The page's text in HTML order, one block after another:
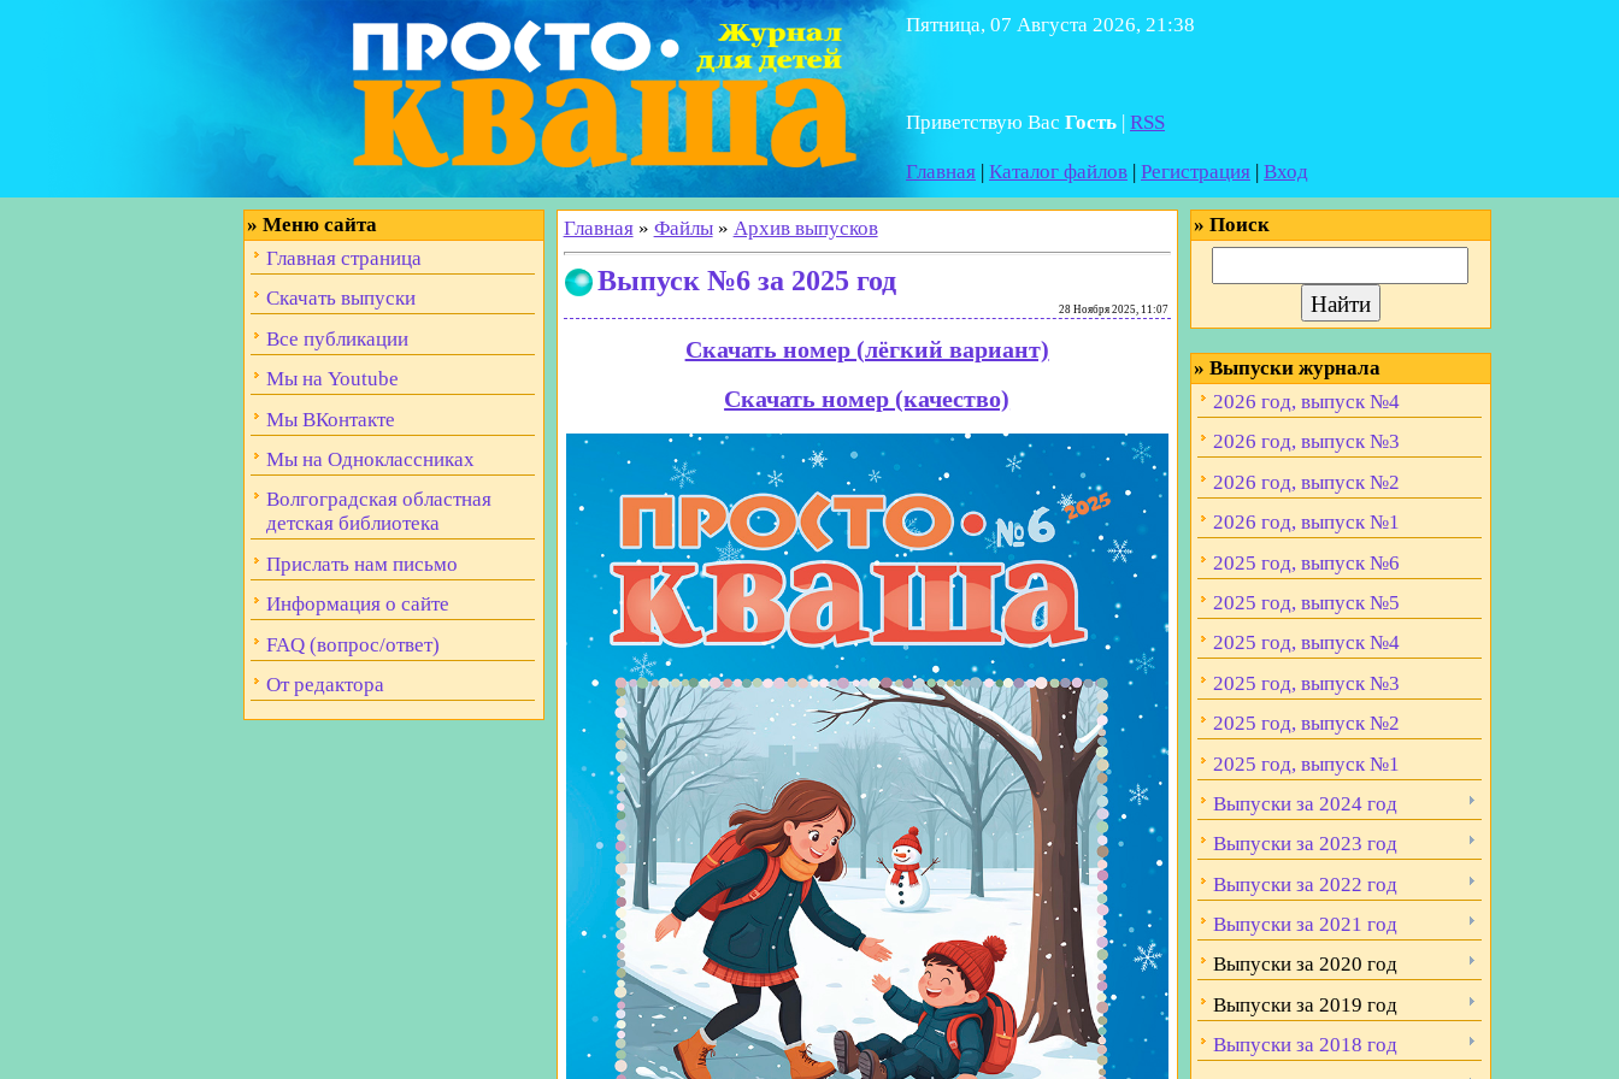
Пятница, 07 Августа 2026, 21:38
Приветствую Вас Гость | RSS
Главная | Каталог файлов | Регистрация | Вход
» Меню сайта
Главная страница
Скачать выпуски
Все публикации
Мы на Youtube
Мы ВКонтакте
Мы на Одноклассниках
Волгоградская областная
детская библиотека
Прислать нам письмо
Информация о сайте
FAQ (вопрос/ответ)
От редактора
Главная» Файлы» Архив выпусков
Выпуск №6 за 2025 год
28 Ноября 2025, 11:07
Скачать номер (лёгкий вариант)
Скачать номер (качество)
» Поиск
» Выпуски журнала
2026 год, выпуск №4
2026 год, выпуск №3
2026 год, выпуск №2
2026 год, выпуск №1
2025 год, выпуск №6
2025 год, выпуск №5
2025 год, выпуск №4
2025 год, выпуск №3
2025 год, выпуск №2
2025 год, выпуск №1
Выпуски за 2024 год
Выпуски за 2023 год
Выпуски за 2022 год
Выпуски за 2021 год
Выпуски за 2020 год
Выпуски за 2019 год
Выпуски за 2018 год